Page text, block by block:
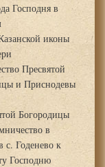
Господня в
иконы
Пресвятой
и Приснодевы
Богородицы
в
с. Годенево к
Господню